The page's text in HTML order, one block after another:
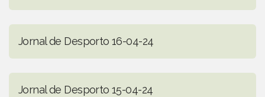
Jornal de Desporto 16-04-24
Jornal de Desporto 15-04-24